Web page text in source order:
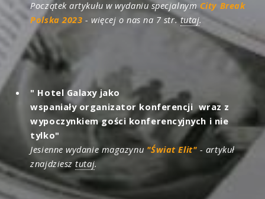
Początek artykułu w wydaniu specjalnym City Break
Polska 2023 - więcej o nas na 7 str.tutaj.
" Hotel Galaxy jako
wspaniały organizator konferencji wraz z
wypoczynkiem gości konferencyjnych i nie
tylko"
Jesienne wydanie magazynu "Świat Elit" - artykuł
znajdziesztutaj.